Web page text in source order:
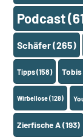
Podcast
Schäfer(265)
Tipps(158)
Wirbellose(128)
Zierfische A(193)